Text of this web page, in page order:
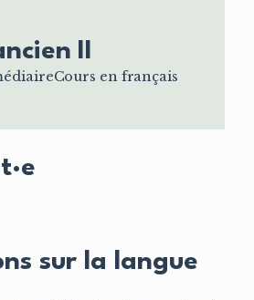
II
Cours en français
sur la langue